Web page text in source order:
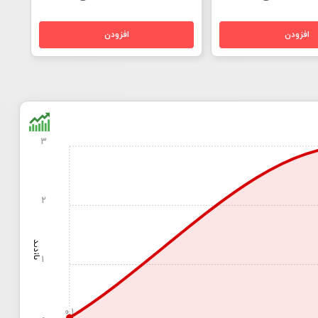
بازدید
0.1
0
1
2
3